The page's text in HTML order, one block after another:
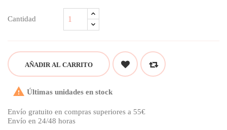
Cantidad
AÑADIR AL CARRITO
 Últimas unidades en stock
Envío gratuito en compras superiores a 55€
Envío en 24/48 horas